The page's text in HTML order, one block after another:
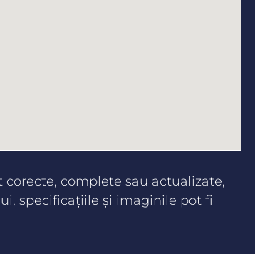
complete sau actualizate,
specificaţiile şi imaginile pot fi